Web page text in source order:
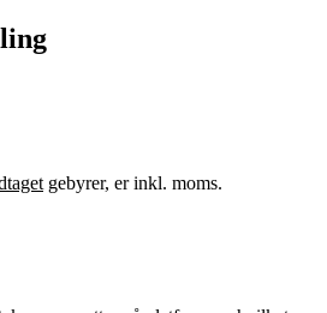
gebyrer, er inkl. moms.